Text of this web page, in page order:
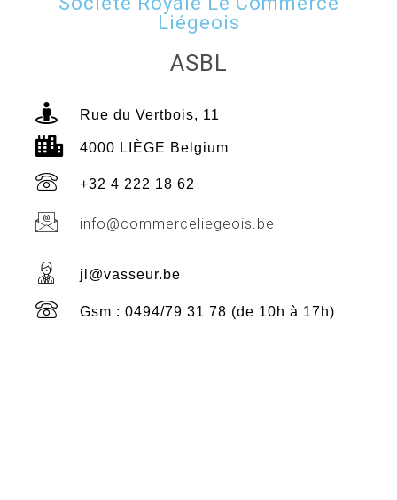
Liégeois
ASBL
Rue du Vertbois, 11
4000 LIÈGE Belgium
+32 4 222 18 62
info@commerceliegeois.be
jl@vasseur.be
Gsm : 0494/79 31 78 (de 10h à 17h)